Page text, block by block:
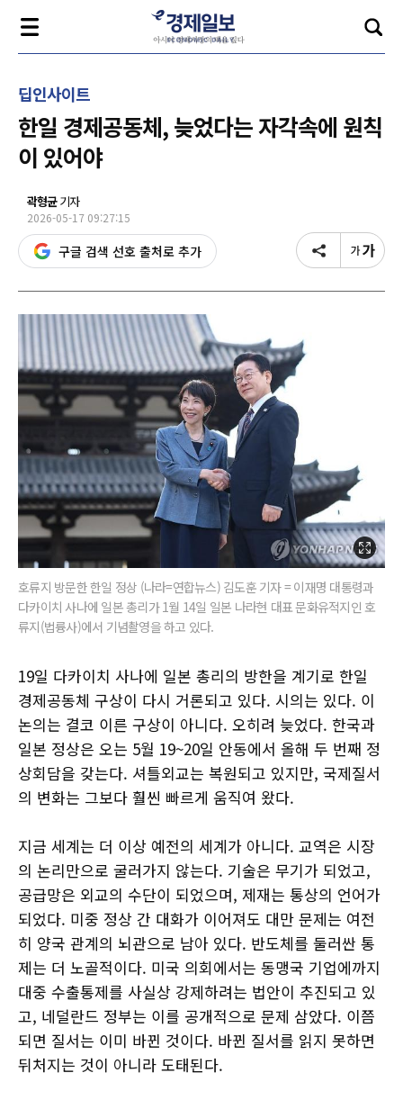
딥인사이트
한일 경제공동체, 늦었다는 자각속에 원칙
이 있어야
곽형균기자
2026-05-17 09:27:15
구글 검색 선호 출처로 추가
호류지 방문한 한일 정상 (나라=연합뉴스) 김도훈 기자 = 이재명 대통령과
다카이치 사나에 일본 총리가 1월 14일 일본 나라현 대표 문화유적지인 호
류지(법륭사)에서 기념촬영을 하고 있다.
19일 다카이치 사나에 일본 총리의 방한을 계기로 한일
경제공동체 구상이 다시 거론되고 있다. 시의는 있다. 이
논의는 결코 이른 구상이 아니다. 오히려 늦었다. 한국과
일본 정상은 오는 5월 19~20일 안동에서 올해 두 번째 정
상회담을 갖는다. 셔틀외교는 복원되고 있지만, 국제질서
의 변화는 그보다 훨씬 빠르게 움직여 왔다.
지금 세계는 더 이상 예전의 세계가 아니다. 교역은 시장
의 논리만으로 굴러가지 않는다. 기술은 무기가 되었고,
공급망은 외교의 수단이 되었으며, 제재는 통상의 언어가
되었다. 미중 정상 간 대화가 이어져도 대만 문제는 여전
히 양국 관계의 뇌관으로 남아 있다. 반도체를 둘러싼 통
제는 더 노골적이다. 미국 의회에서는 동맹국 기업에까지
대중 수출통제를 사실상 강제하려는 법안이 추진되고 있
고, 네덜란드 정부는 이를 공개적으로 문제 삼았다. 이쯤
되면 질서는 이미 바뀐 것이다. 바뀐 질서를 읽지 못하면
뒤처지는 것이 아니라 도태된다.